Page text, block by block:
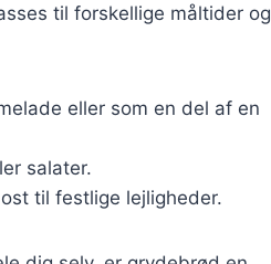
til forskellige måltider og
eller som en del af en
salater.
til festlige lejligheder.